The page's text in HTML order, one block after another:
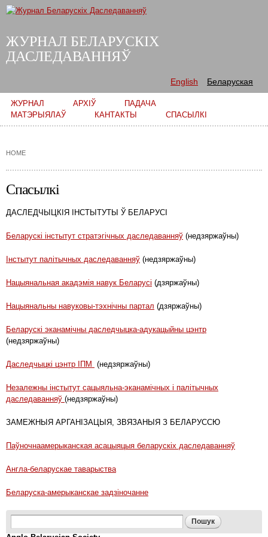
main
ЖУРНАЛ БЕЛАРУСКІХ
ДАСЛЕДАВАННЯЎ
English Беларуская
Main menu
ЖУРНАЛ АРХІЎ
ПАДАЧА
МАТЭРЫЯЛАЎ
КАНТАКТЫ СПАСЫЛКІ
HOME
Спасылкі
ДАСЛЕДЧЫЦКІЯ ІНСТЫТУТЫ Ў БЕЛАРУСІ
Беларускі інстытут стратэгічных даследаванняў (недзяржаўны)
Інстытут палітычных даследаванняў (недзяржаўны)
Нацыянальная акадэмія навук Беларусі (дзяржаўны)
Нацыянальны навуковы-тэхнічны партал (дзяржаўны)
Беларускі эканамічны даследчыцка-адукацыйны цэнтр
(недзяржаўны)
Даследчыцкі цэнтр ІПМ (недзяржаўны)
Незалежны інстытут сацыяльна-эканамічных і палітычных
даследаванняў (недзяржаўны)
ЗАМЕЖНЫЯ АРГАНІЗАЦЫЯ, ЗВЯЗАНЫЯ З БЕЛАРУССЮ
Паўночнаамерыканская асацыяцыя беларускіх даследаванняў
Англа-беларускае таварыства
Беларуска-амерыканскае задзіночанне
Search form